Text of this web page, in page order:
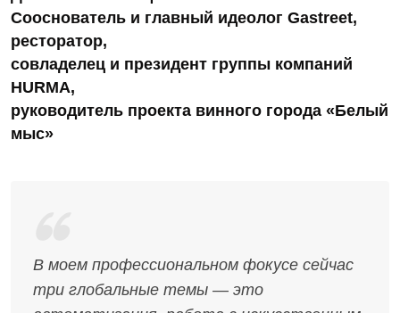
Сооснователь и главный идеолог Gastreet,
ресторатор,
совладелец и президент группы компаний
HURMA,
руководитель проекта винного города «Белый
мыс»
В моем профессиональном фокусе сейчас
три глобальные темы — это